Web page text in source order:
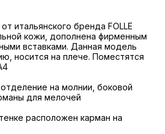
итальянского бренда FOLLE
кожи, дополнена фирменным
вставками. Данная модель
носится на плече. Поместятся
на молнии, боковой
для мелочей
расположен карман на